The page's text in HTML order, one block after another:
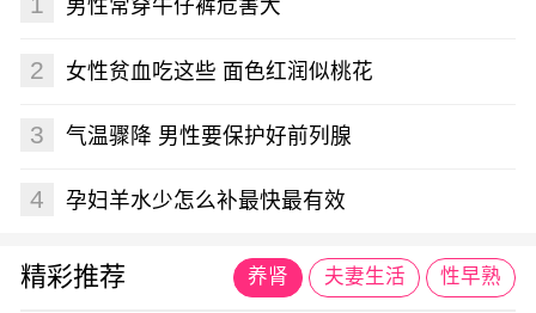
男性常穿牛仔裤危害大
2 女性贫血吃这些 面色红润似桃花
3 气温骤降 男性要保护好前列腺
4 孕妇羊水少怎么补最快最有效
精彩推荐 养肾 夫妻生活 性早熟